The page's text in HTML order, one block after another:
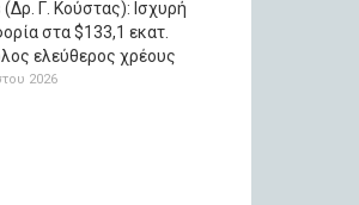
(Δρ. Γ. Κούστας): Ισχυρή
στα $133,1 εκατ.
ελεύθερος χρέους
2026